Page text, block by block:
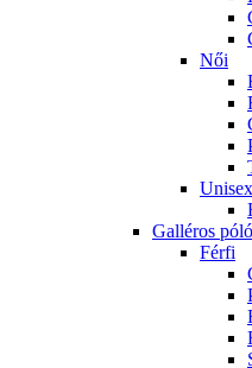
Női
Unisex
Galléros
Férfi